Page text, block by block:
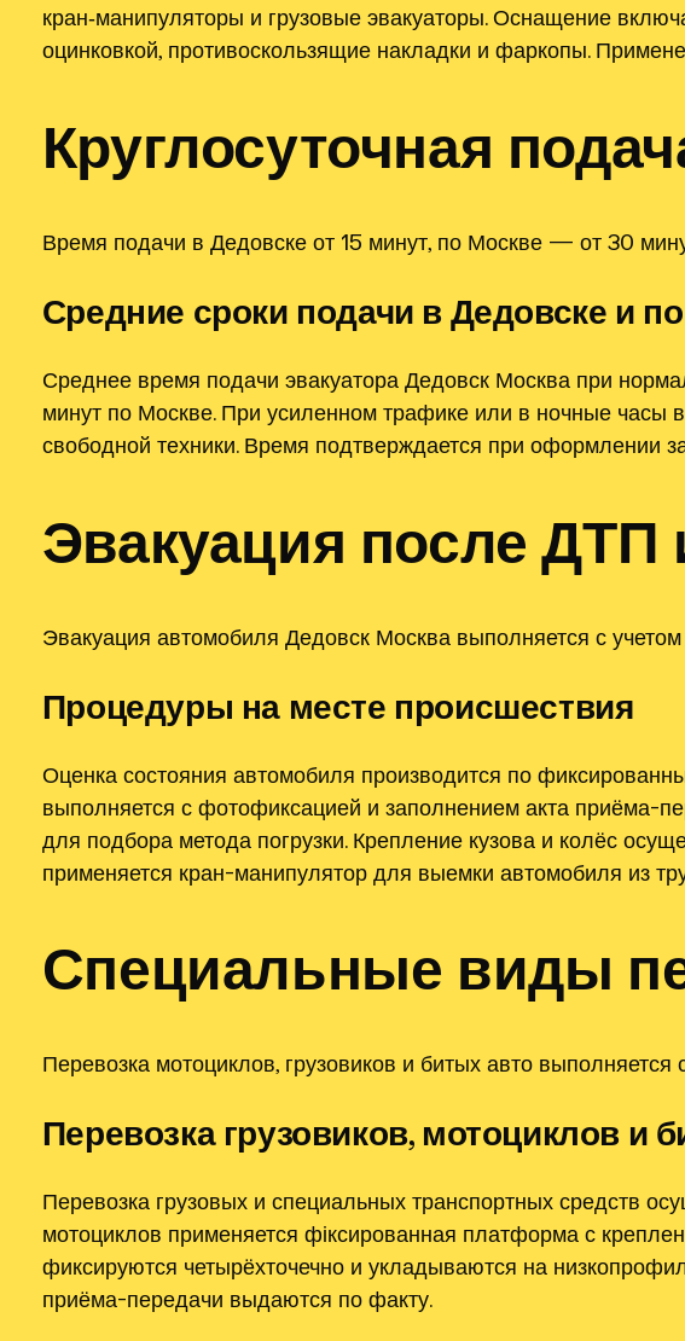
кран‑манипуляторы и грузовые эвакуаторы. Оснащение
оцинковкой, противоскользящие накладки и фаркопы.
Круглосуточная
Время подачи в Дедовске от 15 минут, по Москве — от 30
Средние сроки подачи в Дедовске и
Среднее время подачи эвакуатора Дедовск Москва при
минут по Москве. При усиленном трафике или в ночные часы
свободной техники. Время подтверждается при оформлении
Эвакуация после ДТП
Эвакуация автомобиля Дедовск Москва выполняется с
Процедуры на месте происшествия
Оценка состояния автомобиля производится по
выполняется с фотофиксацией и заполнением акта приёма-
для подбора метода погрузки. Крепление кузова и колёс
применяется кран-манипулятор для выемки автомобиля из
Специальные виды
Перевозка мотоциклов, грузовиков и битых авто
Перевозка грузовиков, мотоциклов и
Перевозка грузовых и специальных транспортных средств
мотоциклов применяется фіксированная платформа с
фиксируются четырёхточечно и укладываются на
приёма-передачи выдаются по факту.